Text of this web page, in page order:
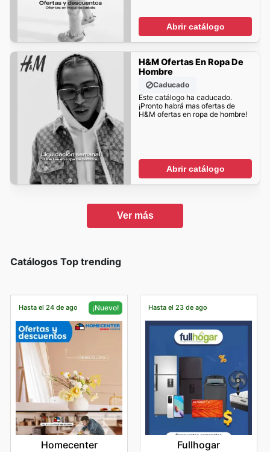
Abrir catálogo
H&M Ofertas En Ropa De
Hombre
Caducado
Este catálogo ha caducado.
¡Pronto habrá mas ofertas de
H&M ofertas en ropa de hombre!
Abrir catálogo
Ver más
Catálogos Top trending
Hasta el 24 de ago ¡Nuevo!
Homecenter
Hasta el 23 de ago
Fullhogar